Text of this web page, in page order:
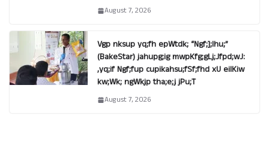
August 7, 2026
Vgp nksup yq;fh epWtdk; “Ngf;];lhu;”
(BakeStar) jahupg;ig mwpKfg;gLj;Jfpd;wJ:
,yq;if Ngf;fup cupikahsu;fSf;fhd xU eilKiw
kw;Wk; ngWkjp tha;e;j jPu;T
August 7, 2026